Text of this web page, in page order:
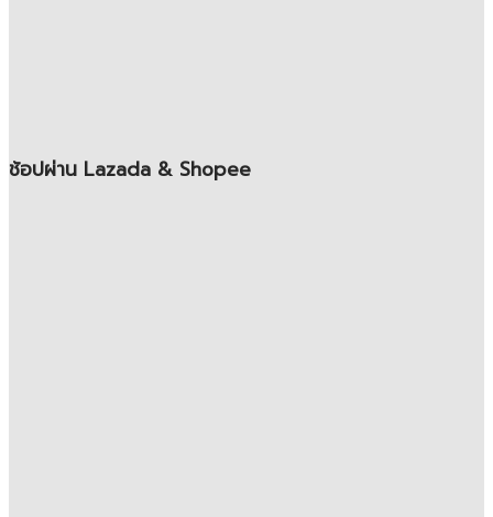
ช้อปผ่าน Lazada & Shopee